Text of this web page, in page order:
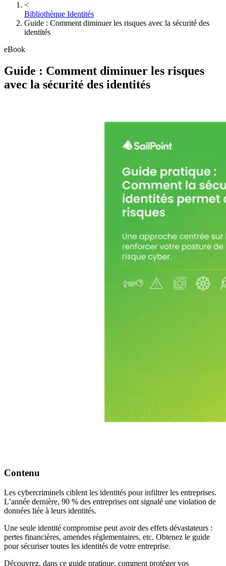
<
Bibliothèque Identités
Guide : Comment diminuer les risques avec la sécurité des
identités
eBook
Guide : Comment diminuer les risques
avec la sécurité des identités
Contenu
Les cybercriminels ciblent les identités pour infiltrer les entreprises.
L’année dernière, 90 % des entreprises ont signalé une violation de
données liée à leurs identités.
Une seule identité compromise peut avoir des effets dévastateurs :
pertes financières, amendes réglementaires, etc. Obtenez le guide
pour sécuriser toutes les identités de votre entreprise.
Découvrez, dans ce guide pratique, comment protéger vos